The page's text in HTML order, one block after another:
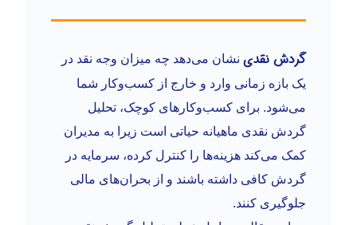
گردش نقدی نشان می‌دهد چه میزان وجه نقد در
یک بازه زمانی وارد و خارج از کسب‌و‌کار شما
می‌شود. برای کسب‌وکارهای کوچک، تحلیل
گردش نقدی ماهیانه حیاتی است زیرا به مدیران
کمک می‌کند هزینه‌ها را کنترل کرده، سرمایه در
گردش کافی داشته باشند و از بحران‌های مالی
جلوگیری کنند.